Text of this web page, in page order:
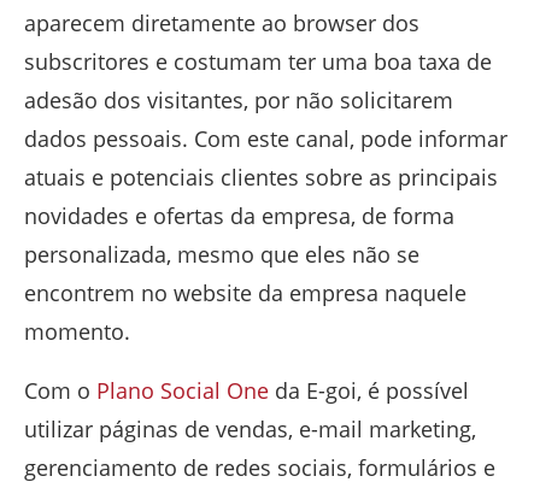
aparecem diretamente ao browser dos
subscritores e costumam ter uma boa taxa de
adesão dos visitantes, por não solicitarem
dados pessoais. Com este canal, pode informar
atuais e potenciais clientes sobre as principais
novidades e ofertas da empresa, de forma
personalizada, mesmo que eles não se
encontrem no website da empresa naquele
momento.
Com o Plano Social One da E-goi, é possível
utilizar páginas de vendas, e-mail marketing,
gerenciamento de redes sociais, formulários e